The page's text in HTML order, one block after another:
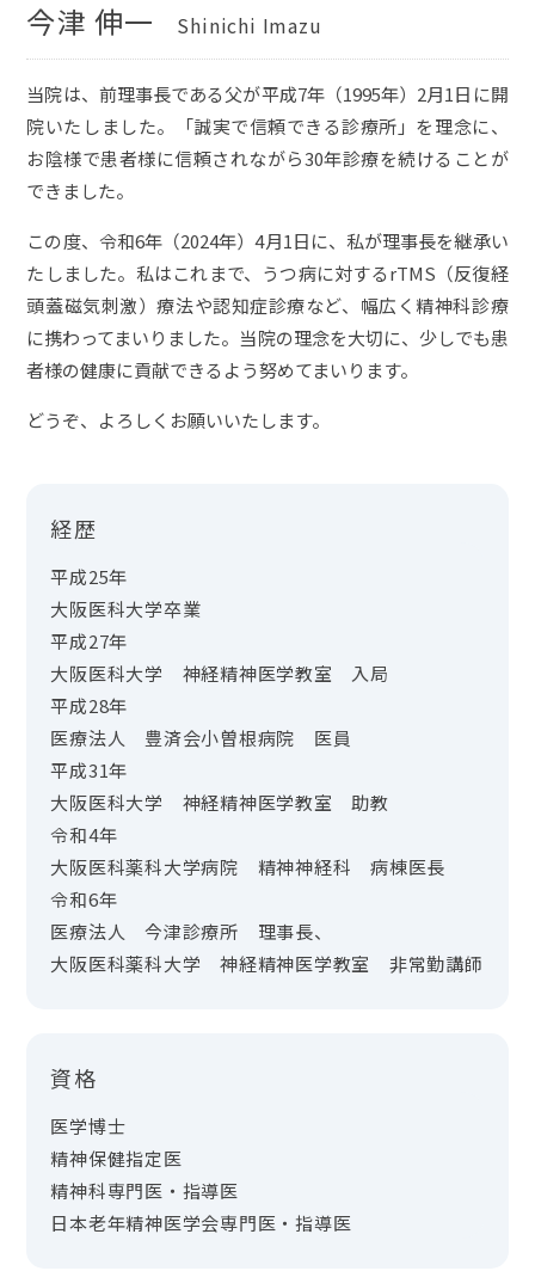
今津 伸一 Shinichi Imazu
当院は、前理事長である父が平成7年（1995年）2月1日に開
院いたしました。「誠実で信頼できる診療所」を理念に、
お陰様で患者様に信頼されながら30年診療を続けることが
できました。
この度、令和6年（2024年）4月1日に、私が理事長を継承い
たしました。私はこれまで、うつ病に対するrTMS（反復経
頭蓋磁気刺激）療法や認知症診療など、幅広く精神科診療
に携わってまいりました。当院の理念を大切に、少しでも患
者様の健康に貢献できるよう努めてまいります。
どうぞ、よろしくお願いいたします。
経歴
平成25年
大阪医科大学卒業
平成27年
大阪医科大学 神経精神医学教室 入局
平成28年
医療法人 豊済会小曽根病院 医員
平成31年
大阪医科大学 神経精神医学教室 助教
令和4年
大阪医科薬科大学病院 精神神経科 病棟医長
令和6年
医療法人 今津診療所 理事長、
大阪医科薬科大学 神経精神医学教室 非常勤講師
資格
医学博士
精神保健指定医
精神科専門医・指導医
日本老年精神医学会専門医・指導医